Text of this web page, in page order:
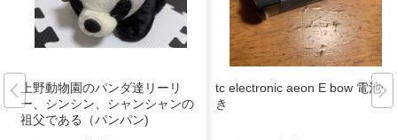
上野動物園のパンダ達リーリ
ー、シンシン、シャンシャンの
祖父である（パンパン)
tc electronic aeon E bow 電池付
き